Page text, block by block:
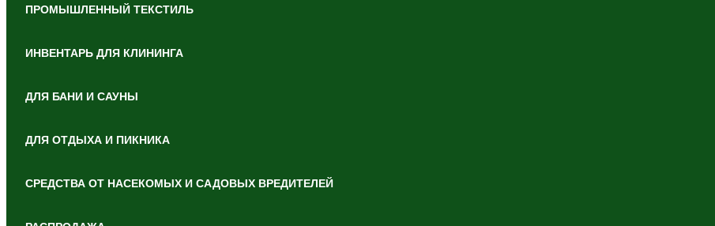
ПРОМЫШЛЕННЫЙ ТЕКСТИЛЬ
ИНВЕНТАРЬ ДЛЯ КЛИНИНГА
ДЛЯ БАНИ И САУНЫ
ДЛЯ ОТДЫХА И ПИКНИКА
СРЕДСТВА ОТ НАСЕКОМЫХ И САДОВЫХ ВРЕДИТЕЛЕЙ